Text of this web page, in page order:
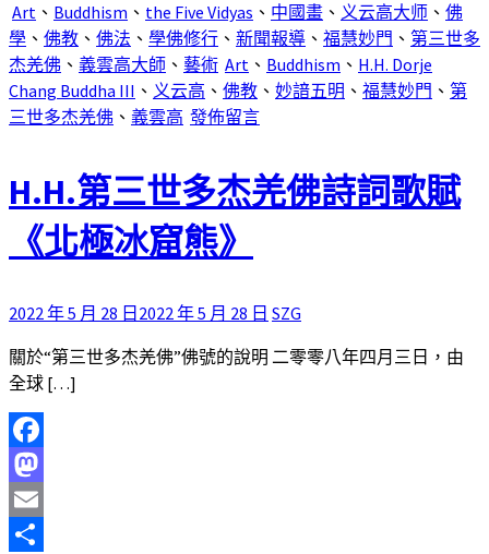
分
享
Art 、 Buddhism 、 the Five Vidyas 、 中國畫 、 义云高大师 、 佛
學 、 佛教 、 佛法 、 學佛修行 、 新聞報導 、 福慧妙門 、 第三世多
杰羌佛 、 義雲高大師 、 藝術 Art 、 Buddhism 、 H.H. Dorje
Chang Buddha III 、 义云高 、 佛教 、 妙諳五明 、 福慧妙門 、 第
三世多杰羌佛 、 義雲高 發佈留言
H.H.第三世多杰羌佛詩詞歌賦
《北極冰窟熊》
2022 年 5 月 28 日 2022 年 5 月 28 日 SZG
關於“第三世多杰羌佛”佛號的說明 二零零八年四月三日，由
全球 […]
Facebook
Mastodon
Email